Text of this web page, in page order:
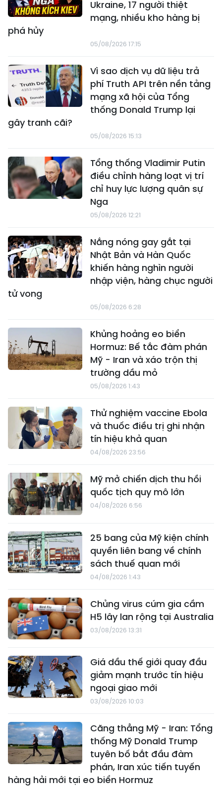
Ukraine, 17 người thiệt
mạng, nhiều kho hàng bị
phá hủy
05/08/2026 17:15
Vì sao dịch vụ dữ liệu trả
phí Truth API trên nền tảng
mạng xã hội của Tổng
thống Donald Trump lại
gây tranh cãi?
05/08/2026 15:13
Tổng thống Vladimir Putin
điều chỉnh hàng loạt vị trí
chỉ huy lực lượng quân sự
Nga
05/08/2026 12:21
Nắng nóng gay gắt tại
Nhật Bản và Hàn Quốc
khiến hàng nghìn người
nhập viện, hàng chục người
tử vong
05/08/2026 6:28
Khủng hoảng eo biển
Hormuz: Bế tắc đàm phán
Mỹ - Iran và xáo trộn thị
trường dầu mỏ
05/08/2026 1:43
Thử nghiệm vaccine Ebola
và thuốc điều trị ghi nhận
tín hiệu khả quan
04/08/2026 23:56
Mỹ mở chiến dịch thu hồi
quốc tịch quy mô lớn
04/08/2026 6:56
25 bang của Mỹ kiện chính
quyền liên bang về chính
sách thuế quan mới
04/08/2026 1:43
Chủng virus cúm gia cầm
H5 lây lan rộng tại Australia
03/08/2026 13:31
Giá dầu thế giới quay đầu
giảm mạnh trước tín hiệu
ngoại giao mới
03/08/2026 10:03
Căng thẳng Mỹ - Iran: Tổng
thống Mỹ Donald Trump
tuyên bố bắt đầu đàm
phán, Iran xúc tiến tuyến
hàng hải mới tại eo biển Hormuz